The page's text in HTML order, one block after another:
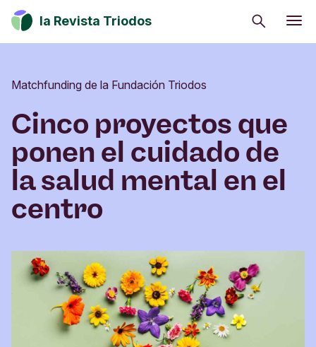
la Revista Triodos Buscar
Suscribirme
Tu dinero tiene potencial de cambio. Explora
y el entorno.
Consumo consciente
Cultura
Inversión de impacto
Matchfunding de la Fundación Triodos
Cinco proyectos que
ponen el cuidado de
la salud mental en el
centro